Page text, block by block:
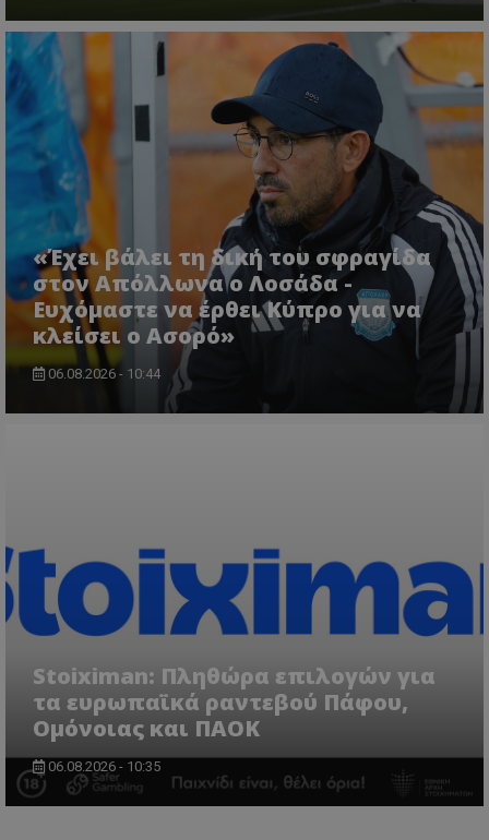
«Έχει βάλει τη δική του σφραγίδα
στον Απόλλωνα ο Λοσάδα -
Ευχόμαστε να έρθει Κύπρο για να
κλείσει ο Ασορό»
06.08.2026 - 10:44
Stoiximan: Πληθώρα επιλογών για
τα ευρωπαϊκά ραντεβού Πάφου,
Ομόνοιας και ΠΑΟΚ
06.08.2026 - 10:35